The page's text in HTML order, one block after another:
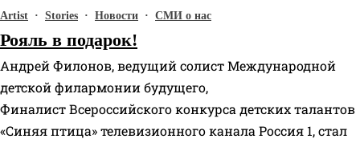
Artist · Stories · Новости · СМИ о нас
Рояль в подарок!
Андрей Филонов, ведущий солист Международной
детской филармонии будущего,
Финалист Всероссийского конкурса детских талантов
«Синяя птица» телевизионного канала Россия 1, стал